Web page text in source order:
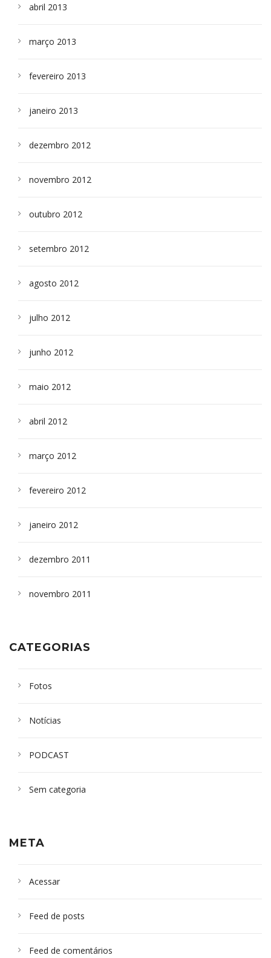
abril 2013
março 2013
fevereiro 2013
janeiro 2013
dezembro 2012
novembro 2012
outubro 2012
setembro 2012
agosto 2012
julho 2012
junho 2012
maio 2012
abril 2012
março 2012
fevereiro 2012
janeiro 2012
dezembro 2011
novembro 2011
CATEGORIAS
Fotos
Notícias
PODCAST
Sem categoria
META
Acessar
Feed de posts
Feed de comentários